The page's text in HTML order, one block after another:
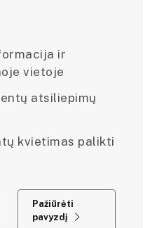
ir
vietoje
atsiliepimų
kvietimas palikti
Pažiūrėti
pavyzdį